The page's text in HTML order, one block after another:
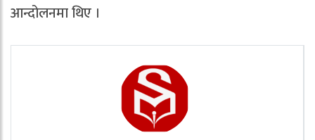
आन्दोलनमा थिए ।